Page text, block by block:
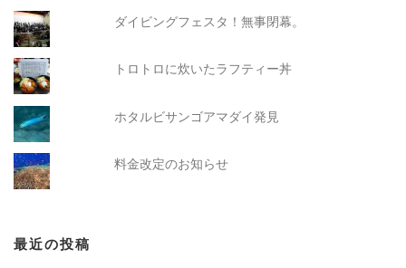
ダイビングフェスタ！無事閉幕。
トロトロに炊いたラフティー丼
ホタルビサンゴアマダイ発見
料金改定のお知らせ
最近の投稿